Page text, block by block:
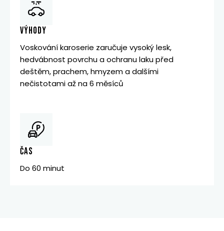
VÝHODY
Voskování karoserie zaručuje vysoký lesk,
hedvábnost povrchu a ochranu laku před
deštěm, prachem, hmyzem a dalšími
nečistotami až na 6 měsíců
ČAS
Do 60 minut